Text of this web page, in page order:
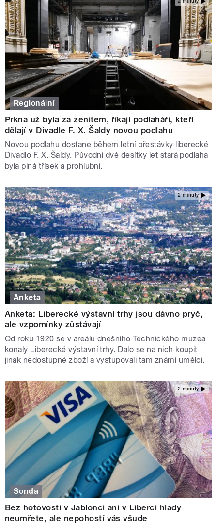
Regionální
Prkna už byla za zenitem, říkají podlaháři, kteří
dělají v Divadle F. X. Šaldy novou podlahu
Novou podlahu dostane během letní přestávky liberecké
Divadlo F. X. Šaldy. Původní dvě desítky let stará podlaha
byla plná třísek a prohlubní.
2 minuty
Anketa
Anketa: Liberecké výstavní trhy jsou dávno pryč,
ale vzpomínky zůstávají
Od roku 1920 se v areálu dnešního Technického muzea
konaly Liberecké výstavní trhy. Dalo se na nich koupit
jinak nedostupné zboží a vystupovali tam známí umělci.
2 minuty
Sonda
Bez hotovosti v Jablonci ani v Liberci hlady
neumřete, ale nepohostí vás všude